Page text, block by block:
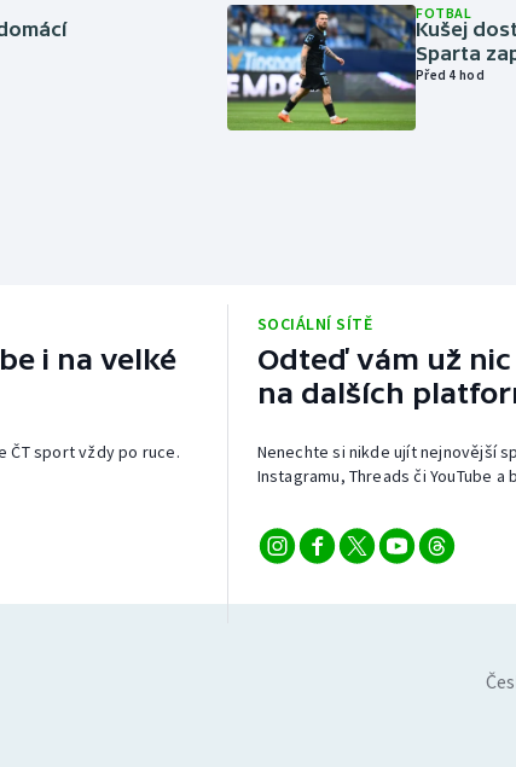
FOTBAL
Kušej
Sparta
Před 4 hod
i na velké
ČT sport vždy po ruce.
SOCIÁLNÍ SÍTĚ
Odteď vám už
na dalších
Nenechte si nikde ujít nejnovější
Instagramu, Threads či YouTube a